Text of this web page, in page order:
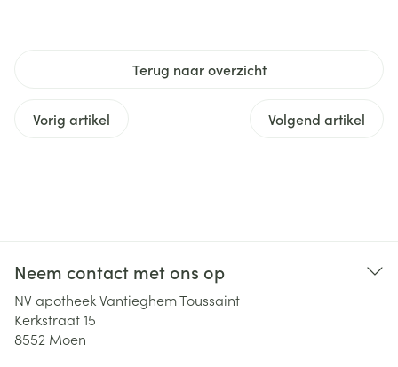
Terug naar overzicht
Vorig artikel Volgend artikel
Neem contact met ons op
NV apotheek Vantieghem Toussaint
Kerkstraat 15
8552 Moen